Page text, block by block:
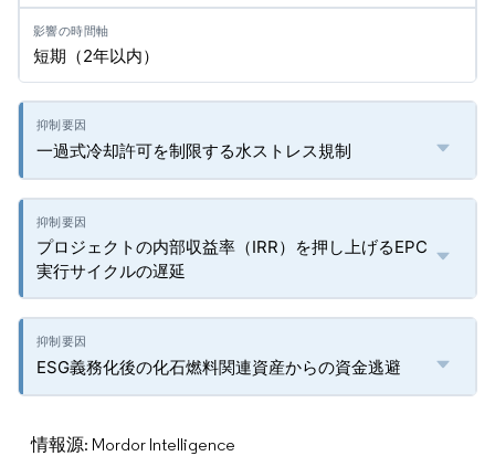
短期（2年以内）
一過式冷却許可を制限する水ストレス規制
プロジェクトの内部収益率（IRR）を押し上げるEPC
実行サイクルの遅延
ESG義務化後の化石燃料関連資産からの資金逃避
情報源: Mordor Intelligence